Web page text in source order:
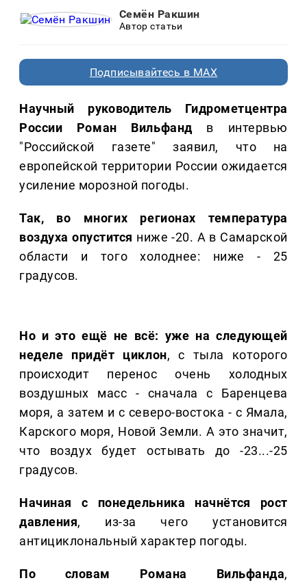
Семён Ракшин
Автор статьи
Подписывайтесь в MAX
Научный руководитель Гидрометцентра
России Роман Вильфанд в интервью
"Российской газете" заявил, что на
европейской территории России ожидается
усиление морозной погоды.
Так, во многих регионах температура
воздуха опустится ниже -20. А в Самарской
области и того холоднее: ниже - 25
градусов.
Но и это ещё не всё: уже на следующей
неделе придёт циклон, с тыла которого
происходит перенос очень холодных
воздушных масс - сначала с Баренцева
моря, а затем и с северо-востока - с Ямала,
Карского моря, Новой Земли. А это значит,
что воздух будет остывать до -23...-25
градусов.
Начиная с понедельника начнётся рост
давления, из-за чего установится
антициклональный характер погоды.
По словам Романа Вильфанда,